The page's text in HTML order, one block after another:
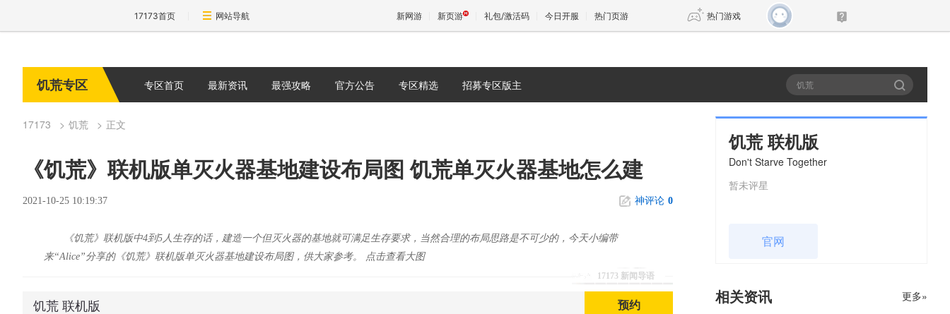
17173首页 网站导航 新网游 新页游 礼包/激活码 今日开服 热门页游 热门游戏
王权与自由
饥荒专区 专区首页 最新资讯 最强攻略 官方公告 专区精选 招募专区版主
17173 饥荒 正文
《饥荒》联机版单灭火器基地建设布局图 饥荒单灭火器基地怎么建
2021-10-25 10:19:37 神评论 0
17173 新闻导语
《饥荒》联机版中4到5人生存的话，建造一个但灭火器的基地就可满足生存要求，当然合理的布局思路是不可少的，今天小编带
来“Alice”分享的《饥荒》联机版单灭火器基地建设布局图，供大家参考。 点击查看大图
饥荒 联机版 预约
饥荒 联机版
Don't Starve Together
暂未评星
官网
相关资讯 更多»